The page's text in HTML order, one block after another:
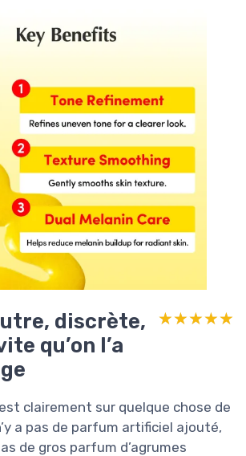
discrète,
qu’on l’a
★★★★★
★★★★★
est clairement sur quelque chose de
a pas de parfum artificiel ajouté,
de gros parfum d’agrumes